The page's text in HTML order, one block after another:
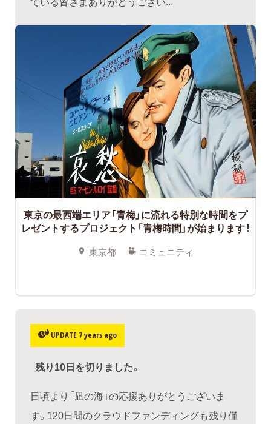
東京の最西端エリア「青梅」に流れる特別な時間をプ
レゼントするプロジェクト「青梅時間」が始まります！
東京都 コミュニティ
UPDATE 7 years ago
残り10日を切りました。
日頃より「凪の海」の応援ありがとうございま
す。120日間のクラウドファンディングも残り僅